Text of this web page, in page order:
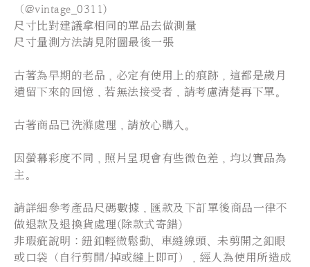
（@vintage_0311)
尺寸比對建議拿相同的單品去做測量
尺寸量測方法請見附圖最後一張
古著為早期的老品，必定有使用上的痕跡，這都是歲月
遺留下來的回憶，若無法接受者，請考慮清楚再下單。
古著商品已洗滌處理，請放心購入。
因螢幕彩度不同，照片呈現會有些微色差，均以實品為
主。
請詳細參考產品尺碼數據，匯款及下訂單後商品一律不
做退款及退換貨處理(除款式寄錯)
非瑕疵說明：鈕釦輕微鬆動、車縫線頭、未剪開之釦眼
或口袋（自行剪開/掉或縫上即可），經人為使用所造成